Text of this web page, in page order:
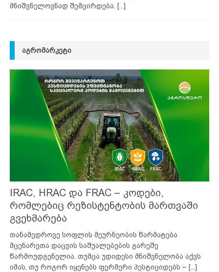
მნიშვნელოვნად შემცირდება.
[...]
ᲐᲒᲠᲝᲛᲐᲠᲙᲔᲢᲘ
IRAC, HRAC და FRAC – კოდები,
რომლებიც რეზისტენტობის მართვაში
გვეხმარება
თანამედროვე სოფლის მეურნეობის წარმატება
მცენარეთა დაცვის საშუალებების გარეშე
წარმოუდგენელია. თუმცა უდიდესი მნიშვნელობა აქვს
იმას, თუ როგორ იყენებს ფერმერი პესტიციდებს – [...]